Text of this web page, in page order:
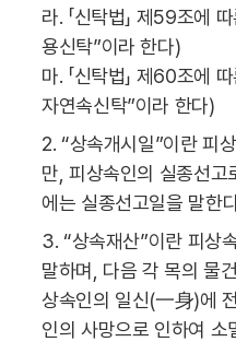
라. 「신탁법」 제59조에
용신탁”이라 한다)
마. 「신탁법」 제60조에
자연속신탁”이라 한다)
2. “상속개시일”이란 피
만, 피상속인의 실종선
에는 실종선고일을 말한
3. “상속재산”이란 피상
말하며, 다음 각 목의 물
상속인의 일신(一身)에
인의 사망으로 인하여 소